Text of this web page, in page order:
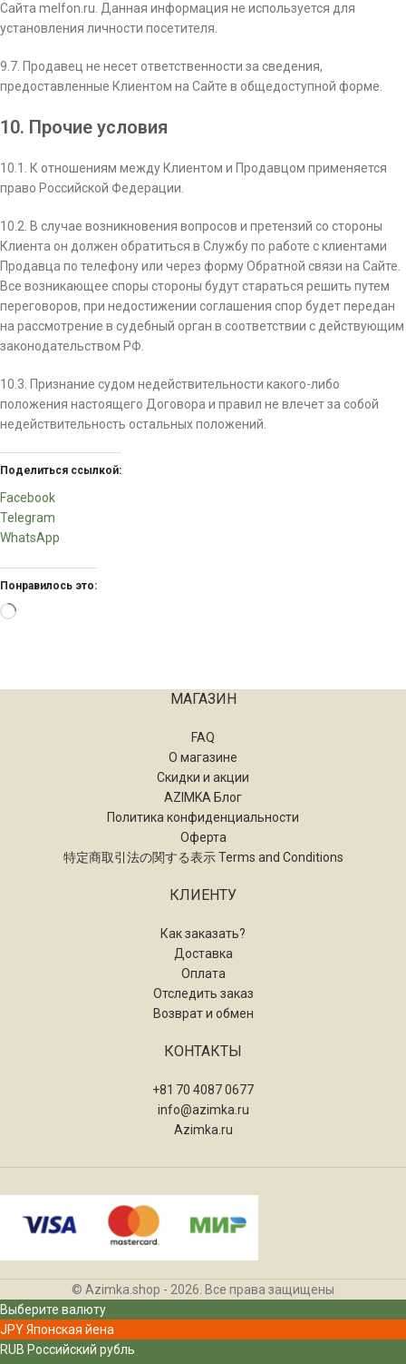
Сайта melfon.ru. Данная информация не используется для
установления личности посетителя.
9.7. Продавец не несет ответственности за сведения,
предоставленные Клиентом на Сайте в общедоступной форме.
10. Прочие условия
10.1. К отношениям между Клиентом и Продавцом применяется
право Российской Федерации.
10.2. В случае возникновения вопросов и претензий со стороны
Клиента он должен обратиться в Службу по работе с клиентами
Продавца по телефону или через форму Обратной связи на Сайте.
Все возникающее споры стороны будут стараться решить путем
переговоров, при недостижении соглашения спор будет передан
на рассмотрение в судебный орган в соответствии с действующим
законодательством РФ.
10.3. Признание судом недействительности какого­-либо
положения настоящего Договора и правил не влечет за собой
недействительность остальных положений.
Поделиться ссылкой:
Facebook
Telegram
WhatsApp
Понравилось это:
МАГАЗИН
FAQ
О магазине
Скидки и акции
AZIMKA Блог
Политика конфиденциальности
Оферта
特定商取引法の関する表示 Terms and Conditions
КЛИЕНТУ
Как заказать?
Доставка
Оплата
Отследить заказ
Возврат и обмен
КОНТАКТЫ
+81 70 4087 0677
info@azimka.ru
Azimka.ru
© Azimka.shop - 2026. Все права защищены
Выберите валюту
JPYЯпонская йена
RUB Российский рубль